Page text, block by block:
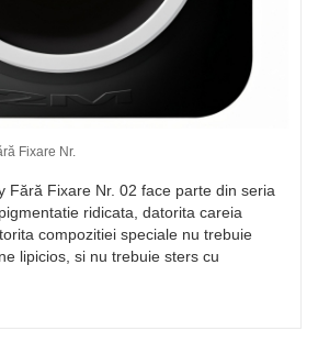
Fixare Nr.
Fără Fixare Nr. 02 face parte din seria
ridicata, datorita careia
compozitiei speciale nu trebuie
lipicios, si nu trebuie sters cu